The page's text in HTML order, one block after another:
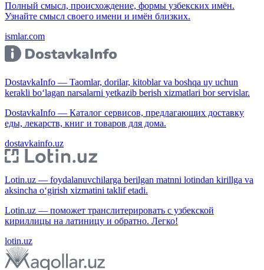
Полный смысл, происхождение, формы узбекских имён.
Узнайте смысл своего имени и имён близких.
ismlar.com
DostavkaInfo — Taomlar, dorilar, kitoblar va boshqa uy uchun
kerakli bo‘lagan narsalarni yetkazib berish xizmatlari bor servislar.
DostavkaInfo — Каталог сервисов, предлагающих доставку
еды, лекарств, книг и товаров для дома.
dostavkainfo.uz
Lotin.uz — foydalanuvchilarga berilgan matnni lotindan kirillga va
aksincha o‘girish xizmatini taklif etadi.
Lotin.uz — поможет транслитерировать с узбекской
кириллицы на латиницу и обратно. Легко!
lotin.uz